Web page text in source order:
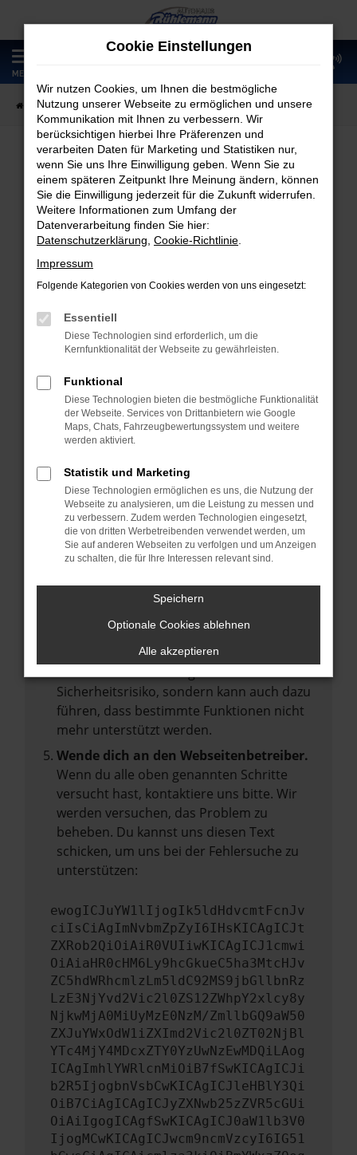
Zum
Hauptinhalt
springen
MENÜ
Startseite Fahrzeugangebote Fahrzeugmarkt
Fahrzeugmarkt
Fehler: Network Error
Beim Laden ist ein Fehler aufgetreten.
Hier sind ein paar Tipps, die dir helfen können:
Überprüfe deine Firewall und deine
Laden andere Webseiten, zum Beispiel
deine Suchmaschine?
Prüfe deine Browsererweiterungen.
Manche Erweiterungen, wie Werbeblocker,
können das Laden bestimmter Seiten
verhindern. Funktioniert die Seite in einem
anderen Browser oder in einem privaten
Fenster?
Starte dein Gerät neu.
vorübergehende Probleme zu beheben.
Betriebssystem auf dem neuesten Stand
Veraltete Software birgt nicht nur ein
Sicherheitsrisiko, sondern kann auch dazu
führen, dass bestimmte Funktionen nicht
mehr unterstützt werden.
Wende dich an den Webseitenbetreiber.
Wenn du alle oben genannten Schritte
versucht hast, kontaktiere uns bitte. Wir
werden versuchen, das Problem zu
beheben. Du kannst uns diesen Text
schicken, um uns bei der Fehlersuche zu
unterstützen:
ewogICJuYW1lIjogIk5ldHdvcmtFcnJv
ciIsCiAgImNvbmZpZyI6IHsKICAgICJt
ZXRob2QiOiAiR0VUIiwKICAgICJ1cmwi
OiAiaHR0cHM6Ly9hcGkueC5ha3MtcHJv
ZC5hdWRhcmlzLm5ldC92MS9jbGllbnRz
LzE3NjYvd2Vic2l0ZS12ZWhpY2xlcy8y
NjkwMjA0MiUyMzE0NzM/ZmllbGQ9aW50
ZXJuYWxOdW1iZXImd2Vic2l0ZT02NjBl
YTc4MjY4MDcxZTY0YzUwNzEwMDQiLAog
ICAgImhlYWRlcnMiOiB7fSwKICAgICJi
b2R5IjogbnVsbCwKICAgICJleHBlY3Qi
OiB7CiAgICAgICJyZXNwb25zZVR5cGUi
OiAiIgogICAgfSwKICAgICJ0aW1lb3V0
IjogMCwKICAgICJwcm9ncmVzcyI6IG51
Cookie Einstellungen
Wir nutzen Cookies, um Ihnen die bestmögliche
Nutzung unserer Webseite zu ermöglichen und unsere
Kommunikation mit Ihnen zu verbessern. Wir
berücksichtigen hierbei Ihre Präferenzen und
verarbeiten Daten für Marketing und Statistiken nur,
wenn Sie uns Ihre Einwilligung geben. Wenn Sie zu
einem späteren Zeitpunkt Ihre Meinung ändern, können
Sie die Einwilligung jederzeit für die Zukunft widerrufen.
Weitere Informationen zum Umfang der
Datenverarbeitung finden Sie hier:
Datenschutzerklärung Cookie-Richtlinie
Impressum
Folgende Kategorien von Cookies werden von uns eingesetzt:
Essentiell
Diese Technologien sind erforderlich, um die
Kernfunktionalität der Webseite zu gewährleisten.
Funktional
Diese Technologien bieten die bestmögliche Funktionalität
der Webseite. Services von Drittanbietern wie Google
Maps, Chats, Fahrzeugbewertungssystem und weitere
werden aktiviert.
Statistik und Marketing
Diese Technologien ermöglichen es uns, die Nutzung der
Webseite zu analysieren, um die Leistung zu messen und
zu verbessern. Zudem werden Technologien eingesetzt,
die von dritten Werbetreibenden verwendet werden, um
Sie auf anderen Webseiten zu verfolgen und um Anzeigen
zu schalten, die für Ihre Interessen relevant sind.
Speichern
Optionale Cookies ablehnen
Alle akzeptieren